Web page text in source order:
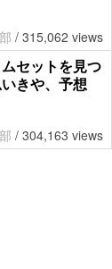
/ 315,062 views
セットを見つ
きや、予想
/ 304,163 views